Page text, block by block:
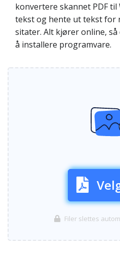
konvertere skannet PDF til
tekst og hente ut tekst for
sitater. Alt kjører online, så
å installere programvare.
Filer slettes